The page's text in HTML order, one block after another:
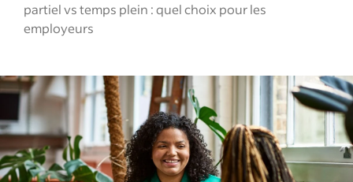
partiel vs temps plein : quel choix pour les
employeurs